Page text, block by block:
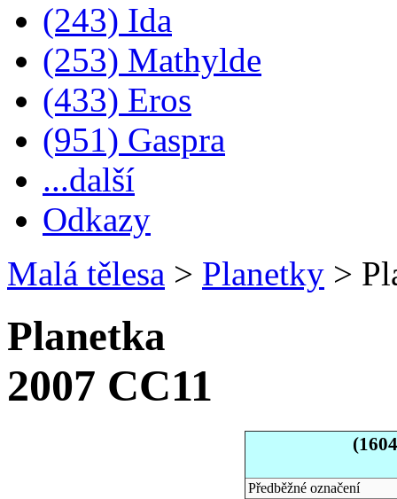
(243) Ida
(253) Mathylde
(433) Eros
(951) Gaspra
...další
Odkazy
Malá tělesa > Planetky >
Planetka
2007 CC11
Předběžné označení